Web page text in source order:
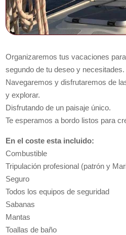
Organizaremos tus vacaciones
segundo de tu deseo y necesitades.
Navegaremos y disfrutaremos de
y explorar.
Disfrutando de un paisaje único.
Te esperamos a bordo listos para
En el coste esta incluido:
Combustible
Tripulación profesional (patrón y
Seguro
Todos los equipos de seguridad
Sabanas
Mantas
Toallas de baño